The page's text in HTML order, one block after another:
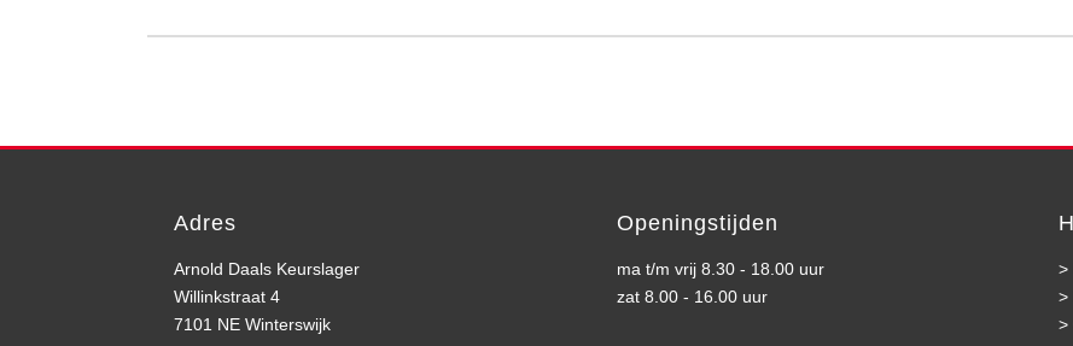
Adres
Arnold Daals Keurslager
Willinkstraat 4
7101 NE Winterswijk
Openingstijden
ma t/m vrij 8.30 - 18.00 uur
zat 8.00 - 16.00 uur
>
>
>